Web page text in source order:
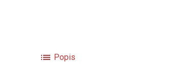
list Popis